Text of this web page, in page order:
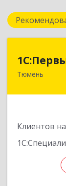
Тюмень
Клиентов
625000,